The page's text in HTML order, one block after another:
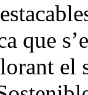
que
el